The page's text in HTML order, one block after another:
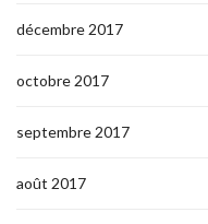
décembre 2017
octobre 2017
septembre 2017
août 2017